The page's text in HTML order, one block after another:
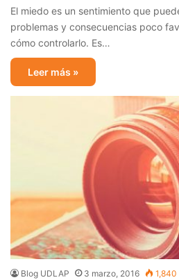
El miedo es un sentimiento que
problemas y consecuencias poco
cómo controlarlo. Es…
Leer más »
Blog UDLAP 3 marzo, 2016 1,840